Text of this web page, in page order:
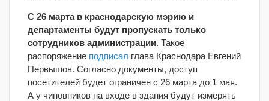
С 26 марта в краснодарскую мэрию и
департаменты будут пропускать только
сотрудников администрации. Такое
распоряжение подписал глава Краснодара Евгений
Первышов. Согласно документы, доступ
посетителей будет ограничен с 26 марта до 1 мая.
А у чиновников на входе в здания будут измерять